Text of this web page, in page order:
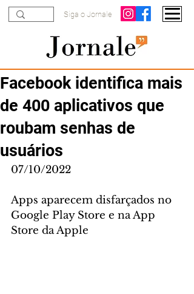
Siga o Jornale
Facebook identifica mais
de 400 aplicativos que
roubam senhas de
usuários
07/10/2022
Apps aparecem disfarçados no
Google Play Store e na App
Store da Apple